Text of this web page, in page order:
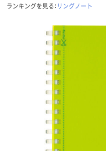
ランキングを見る：リングノート